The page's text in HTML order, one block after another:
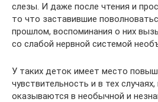
слезы. И даже после чтения и
то что заставившие
прошлом, воспоминания о них
со слабой нервной системой
У таких деток имеет место
чувствительность и в тех
оказываются в необычной и